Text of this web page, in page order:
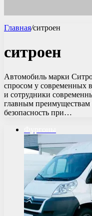
Главная/ситроен
ситроен
Автомобиль марки
спросом у современных
и сотрудники
главным преимуществам
безопасность при…